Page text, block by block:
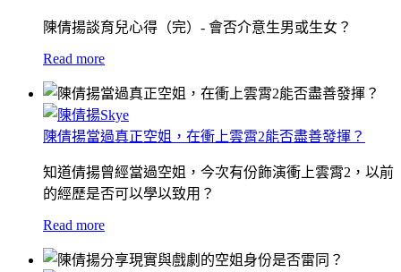
陳倩揚談育兒心得（完）- 會否介意生男或生女？
Read more
陳倩揚當過真正空姐，在衝上雲霄2能否盡善發揮？
知道倩揚曾經當過空姐，今次有份飾演衝上雲霄2，以前
的經歷是否可以學以致用？
Read more